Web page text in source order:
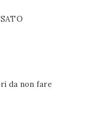
da non fare